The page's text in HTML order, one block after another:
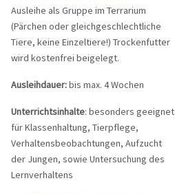
Ausleihe als Gruppe im Terrarium
(Pärchen oder gleich­geschlechtliche
Tiere, keine Einzeltiere!) Trockenfutter
wird kostenfrei beigelegt.
Ausleihdauer:bis max. 4 Wochen
Unterrichtsinhalte: besonders geeignet
für Klassenhaltung, Tierpflege,
Verhaltensbeobachtungen, Aufzucht
der Jungen, sowie Untersuchung des
Lernverhaltens